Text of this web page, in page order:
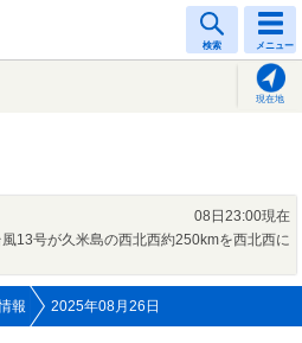
検索 メニュー
現在地
08日23:00現在
13号が久米島の西北西約250kmを西北西に
報 2025年08月26日